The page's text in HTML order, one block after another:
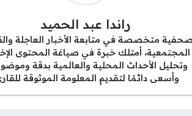
راندا عبد الحميد
صحفية متخصصة في متابعة الأخبار العاجلة
المجتمعية، أمتلك خبرة في صياغة المحتوى
وتحليل الأحداث المحلية والعالمية بدقة
وأسعى دائمًا لتقديم المعلومة الموثوقة